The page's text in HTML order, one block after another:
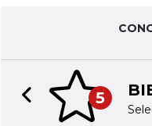
5
Previous slide